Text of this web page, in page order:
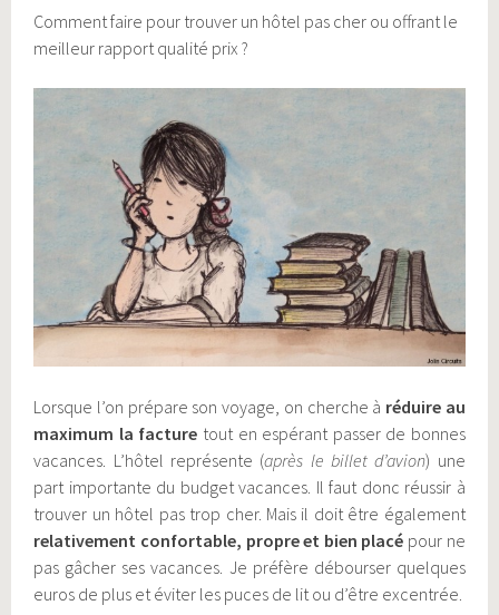
Comment faire pour trouver un hôtel pas cher ou offrant le
meilleur rapport qualité prix ?
Lorsque l’on prépare son voyage, on cherche à réduire au
maximum la facture tout en espérant passer de bonnes
vacances. L’hôtel représente (après le billet d’avion) une
part importante du budget vacances. Il faut donc réussir à
trouver un hôtel pas trop cher. Mais il doit être également
relativement confortable, propre et bien placé pour ne
pas gâcher ses vacances. Je préfère débourser quelques
euros de plus et éviter les puces de lit ou d’être excentrée.